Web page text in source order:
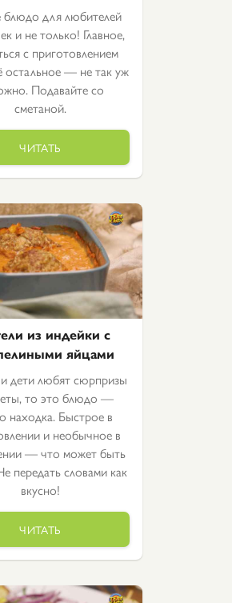
для любителей
и не только! Главное,
с приготовлением
остальное — не так уж
Подавайте со
сметаной.
ЧИТАТЬ
из индейки с
яйцами
дети любят сюрпризы
то это блюдо —
находка. Быстрое в
и необычное в
— что может быть
передать словами как
вкусно!
ЧИТАТЬ